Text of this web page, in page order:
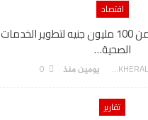
اقتصاد
بنك مصر يضخ أكثر من 100 مليون جنيه لتطوير الخدمات
الصحية…
AKHERALANBAAEG يومين منذ
تقارير